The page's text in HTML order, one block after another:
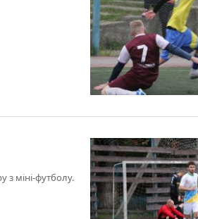
з міні-футболу.